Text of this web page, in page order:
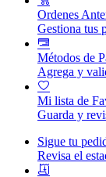
Ordenes
Gestiona tus
Métodos de
Agrega y
Mi lista de
Guarda y
Sigue tu
Revisa el